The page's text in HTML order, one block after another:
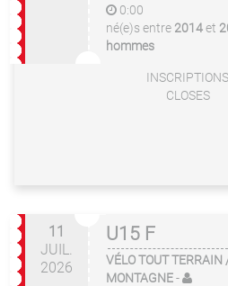
0:00
né(e)s entre 2014et
hommes
INSCRIPTIONS
CLOSES
11
JUIL.
2026
U15 F
VÉLO TOUT TERRAIN
MONTAGNE-